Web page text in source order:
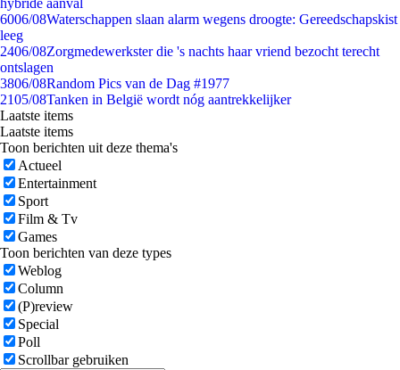
hybride aanval
6006/08Waterschappen slaan alarm wegens droogte: Gereedschapskist
leeg
2406/08Zorgmedewerkster die 's nachts haar vriend bezocht terecht
ontslagen
3806/08Random Pics van de Dag #1977
2105/08Tanken in België wordt nóg aantrekkelijker
Laatste items
Laatste items
Toon berichten uit deze thema's
Actueel
Entertainment
Sport
Film & Tv
Games
Toon berichten van deze types
Weblog
Column
(P)review
Special
Poll
Scrollbar gebruiken